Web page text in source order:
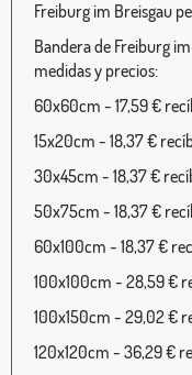
Freiburg im Breisgau
Bandera de Freiburg
medidas y precios:
60x60cm - 17,59 €
15x20cm - 18,37 €
30x45cm - 18,37 €
50x75cm - 18,37 €
60x100cm - 18,37 €
100x100cm - 28,59 €
100x150cm - 29,02 €
120x120cm - 36,29 €